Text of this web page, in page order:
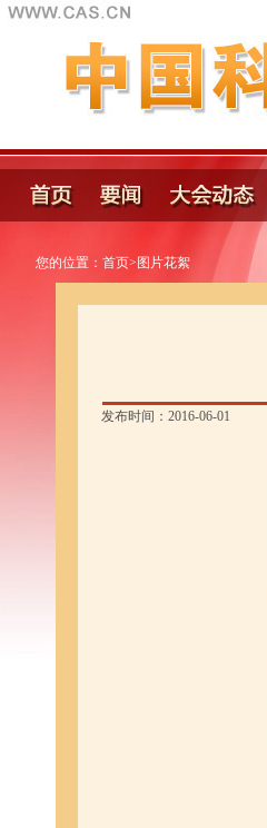
您的位置： 首页> 图片花絮
发布时间：2016-06-01